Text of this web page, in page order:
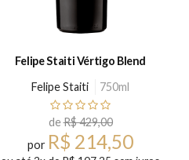
Felipe Staiti Vértigo Blend
Felipe Staiti
750ml
deR$ 429,00
por R$ 214,50